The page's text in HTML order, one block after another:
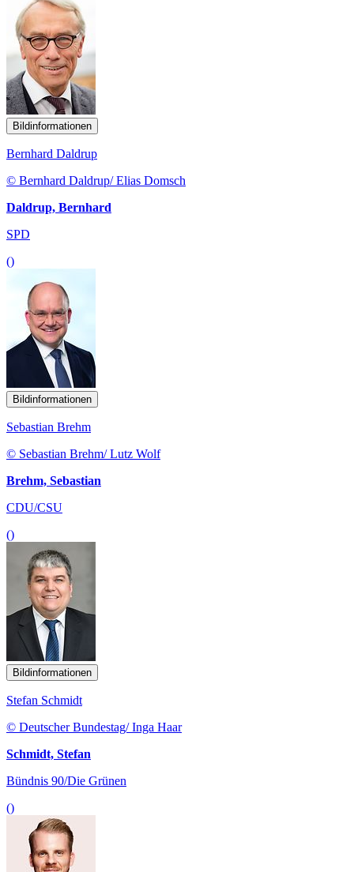
Bildinformationen
Bernhard Daldrup
© Bernhard Daldrup/ Elias Domsch
Daldrup, Bernhard
SPD
()
Bildinformationen
Sebastian Brehm
© Sebastian Brehm/ Lutz Wolf
Brehm, Sebastian
CDU/CSU
()
Bildinformationen
Stefan Schmidt
© Deutscher Bundestag/ Inga Haar
Schmidt, Stefan
Bündnis 90/Die Grünen
()